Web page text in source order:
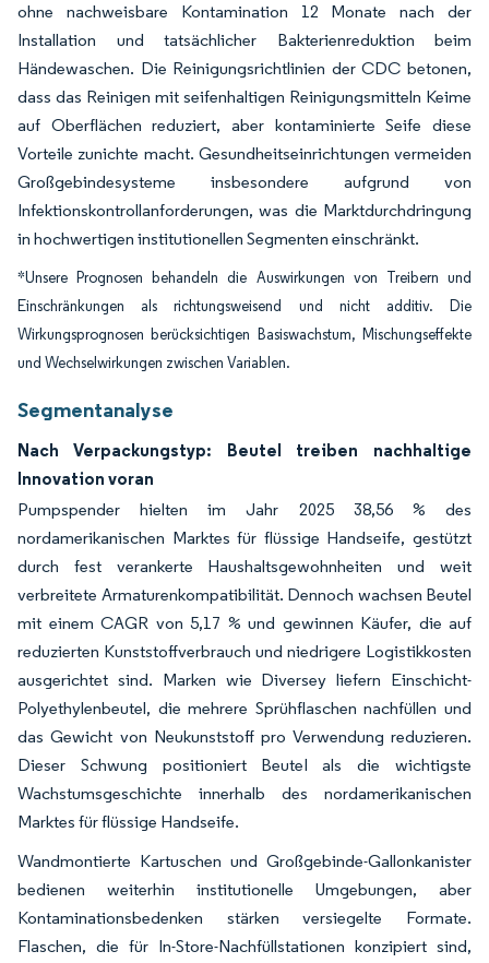
ohne nachweisbare Kontamination 12 Monate nach der
Installation und tatsächlicher Bakterienreduktion beim
Händewaschen. Die Reinigungsrichtlinien der CDC betonen,
dass das Reinigen mit seifenhaltigen Reinigungsmitteln Keime
auf Oberflächen reduziert, aber kontaminierte Seife diese
Vorteile zunichte macht. Gesundheitseinrichtungen vermeiden
Großgebindesysteme insbesondere aufgrund von
Infektionskontrollanforderungen, was die Marktdurchdringung
in hochwertigen institutionellen Segmenten einschränkt.
*Unsere Prognosen behandeln die Auswirkungen von Treibern und
Einschränkungen als richtungsweisend und nicht additiv. Die
Wirkungsprognosen berücksichtigen Basiswachstum, Mischungseffekte
und Wechselwirkungen zwischen Variablen.
Segmentanalyse
Nach Verpackungstyp: Beutel treiben nachhaltige
Innovation voran
Pumpspender hielten im Jahr 2025 38,56 % des
nordamerikanischen Marktes für flüssige Handseife, gestützt
durch fest verankerte Haushaltsgewohnheiten und weit
verbreitete Armaturenkompatibilität. Dennoch wachsen Beutel
mit einem CAGR von 5,17 % und gewinnen Käufer, die auf
reduzierten Kunststoffverbrauch und niedrigere Logistikkosten
ausgerichtet sind. Marken wie Diversey liefern Einschicht-
Polyethylenbeutel, die mehrere Sprühflaschen nachfüllen und
das Gewicht von Neukunststoff pro Verwendung reduzieren.
Dieser Schwung positioniert Beutel als die wichtigste
Wachstumsgeschichte innerhalb des nordamerikanischen
Marktes für flüssige Handseife.
Wandmontierte Kartuschen und Großgebinde-Gallonkanister
bedienen weiterhin institutionelle Umgebungen, aber
Kontaminationsbedenken stärken versiegelte Formate.
Flaschen, die für In-Store-Nachfüllstationen konzipiert sind,